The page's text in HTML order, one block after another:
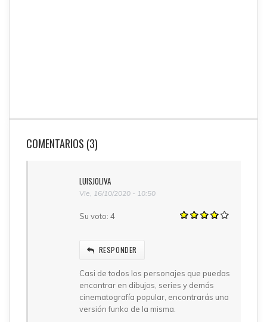
COMENTARIOS (3)
LUISJOLIVA
Vie, 16/10/2020 - 10:50
Su voto: 4
RESPONDER
Casi de todos los personajes que puedas
encontrar en dibujos, series y demás
cinematografía popular, encontrarás una
versión funko de la misma.